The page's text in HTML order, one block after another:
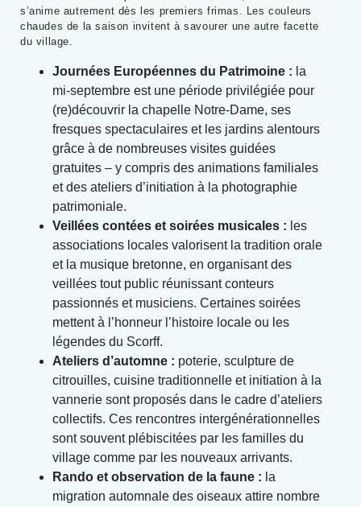
s’anime autrement dès les premiers frimas. Les couleurs
chaudes de la saison invitent à savourer une autre facette
du village.
Journées Européennes du Patrimoine : la
mi-septembre est une période privilégiée pour
(re)découvrir la chapelle Notre-Dame, ses
fresques spectaculaires et les jardins alentours
grâce à de nombreuses visites guidées
gratuites – y compris des animations familiales
et des ateliers d’initiation à la photographie
patrimoniale.
Veillées contées et soirées musicales : les
associations locales valorisent la tradition orale
et la musique bretonne, en organisant des
veillées tout public réunissant conteurs
passionnés et musiciens. Certaines soirées
mettent à l’honneur l’histoire locale ou les
légendes du Scorff.
Ateliers d’automne : poterie, sculpture de
citrouilles, cuisine traditionnelle et initiation à la
vannerie sont proposés dans le cadre d’ateliers
collectifs. Ces rencontres intergénérationnelles
sont souvent plébiscitées par les familles du
village comme par les nouveaux arrivants.
Rando et observation de la faune : la
migration automnale des oiseaux attire nombre